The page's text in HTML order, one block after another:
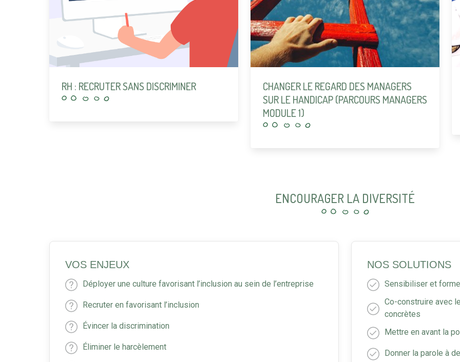
RH : RECRUTER SANS DISCRIMINER
CHANGER LE REGARD DES MANAGERS
SUR LE HANDICAP (PARCOURS MANAGERS
MODULE 1)
ENCOURAGER LA DIVERSITÉ
VOS ENJEUX
Déployer une culture favorisant l’inclusion au sein de l’entreprise
Recruter en favorisant l’inclusion
Évincer la discrimination
Éliminer le harcèlement
NOS SOLUTIONS
Sensibiliser et
Co-construire avec
concrètes
Mettre en avant la
Donner la parole à